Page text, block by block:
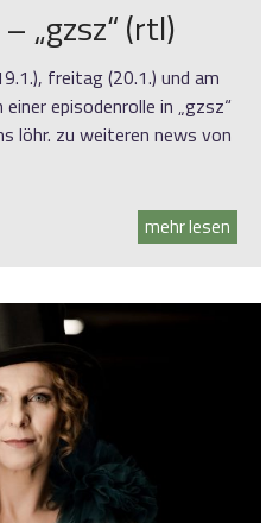
„gzsz“ (rtl)
freitag (20.1.) und am
episodenrolle in „gzsz“
löhr. zu weiteren news von
mehr lesen